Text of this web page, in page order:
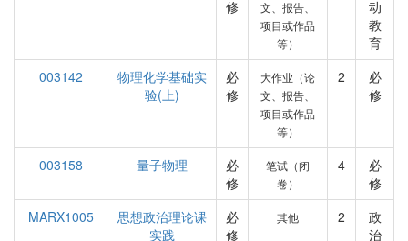
修
文、报告、
项目或作品
等）
动
教
育
003142
物理化学基础实
验(上)
必
修
大作业（论
文、报告、
项目或作品
等）
2
必
修
003158 量子物理
必
修
笔试（闭
卷）
4
必
修
MARX1005
思想政治理论课
实践
必
修
其他 2
政
治